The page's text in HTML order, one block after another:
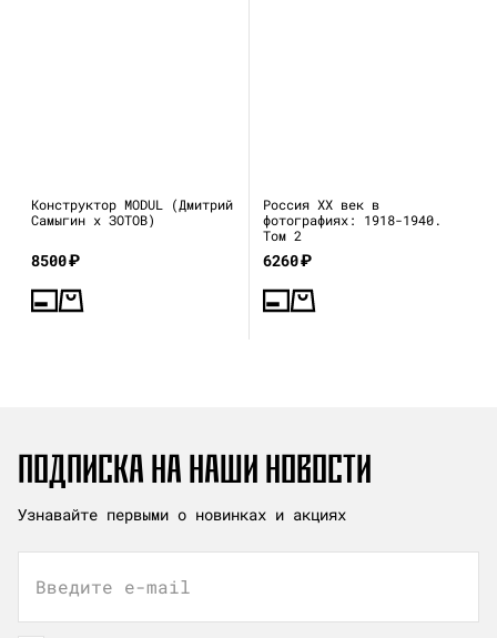
Конструктор MODUL (Дмитрий
Самыгин x ЗОТОВ)
8500₽
Россия XX век в
фотографиях: 1918-1940.
Том 2
6260₽
ПОДПИСКА НА НАШИ НОВОСТИ
Узнавайте первыми о новинках и акциях
Введите e-mail